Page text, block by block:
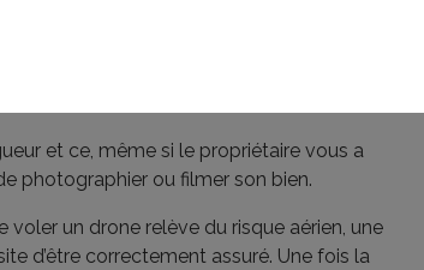
de vérifier l’accessibilité de la zone et les
dont vous disposez. Si la surface au
aérien est quant à lui est une compétence
et ce, même si le propriétaire vous a
photographier ou filmer son bien.
voler un drone relève du risque aérien, une
d’être correctement assuré. Une fois la